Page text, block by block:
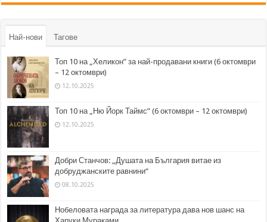
Най-нови Тагове
Топ 10 на „Хеликон” за най-продавани книги (6 октомври
– 12 октомври)
12.10.2025
Топ 10 на „Ню Йорк Таймс” (6 октомври – 12 октомври)
12.10.2025
Добри Станчов: „Душата на България витае из
добруджанските равнини“
08.10.2025
Нобеловата награда за литература дава нов шанс на